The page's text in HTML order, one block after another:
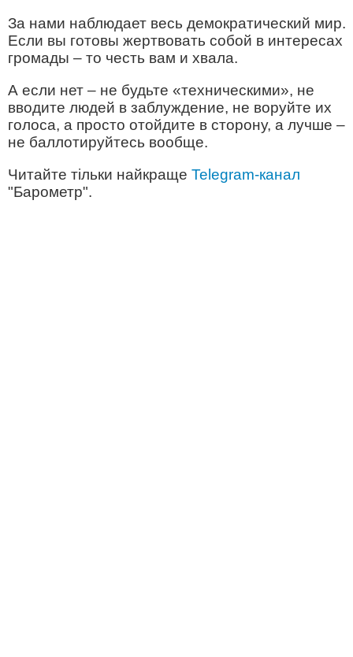
За нами наблюдает весь демократический мир.
Если вы готовы жертвовать собой в интересах
громады – то честь вам и хвала.
А если нет – не будьте «техническими», не
вводите людей в заблуждение, не воруйте их
голоса, а просто отойдите в сторону, а лучше –
не баллотируйтесь вообще.
Читайте тільки найкраще Telegram-канал
"Барометр".